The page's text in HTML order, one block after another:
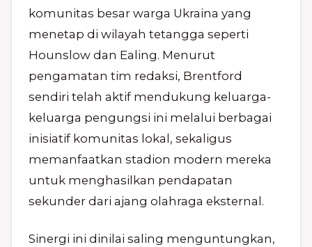
komunitas besar warga Ukraina yang
menetap di wilayah tetangga seperti
Hounslow dan Ealing. Menurut
pengamatan tim redaksi, Brentford
sendiri telah aktif mendukung keluarga-
keluarga pengungsi ini melalui berbagai
inisiatif komunitas lokal, sekaligus
memanfaatkan stadion modern mereka
untuk menghasilkan pendapatan
sekunder dari ajang olahraga eksternal.
Sinergi ini dinilai saling menguntungkan,